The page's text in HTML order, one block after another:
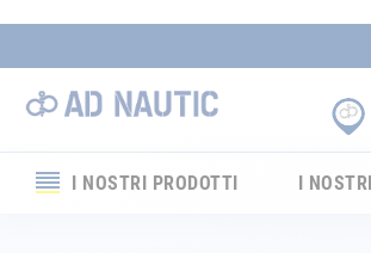
I NOSTRI PRODOTTI I